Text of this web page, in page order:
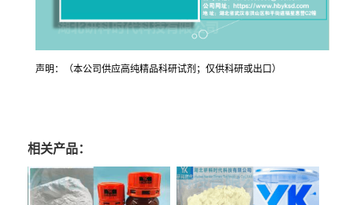
声明：（本公司供应高纯精品科研试剂；仅供科研或出口）
相关产品：